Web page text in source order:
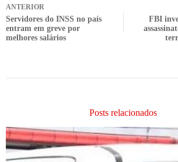
ANTERIOR
Servidores do INSS no país
entram em greve por
melhores salários
FBI
Posts relacionados